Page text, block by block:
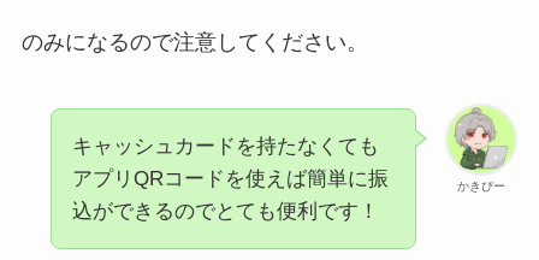
のみになるので注意してください。
かきぴー
キャッシュカードを持たなくても
アプリQRコードを使えば簡単に振
込ができるのでとても便利です！